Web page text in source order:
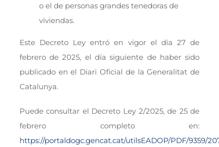
o el de personas grandes tenedoras de
viviendas.
Este Decreto Ley entró en vigor el día 27 de
febrero de 2025, el día siguiente de haber sido
publicado en el Diari Oficial de la Generalitat de
Catalunya.
Puede consultar el Decreto Ley 2/2025, de 25 de
febrero completo en:
https://portaldogc.gencat.cat/utilsEADOP/PDF/9359/